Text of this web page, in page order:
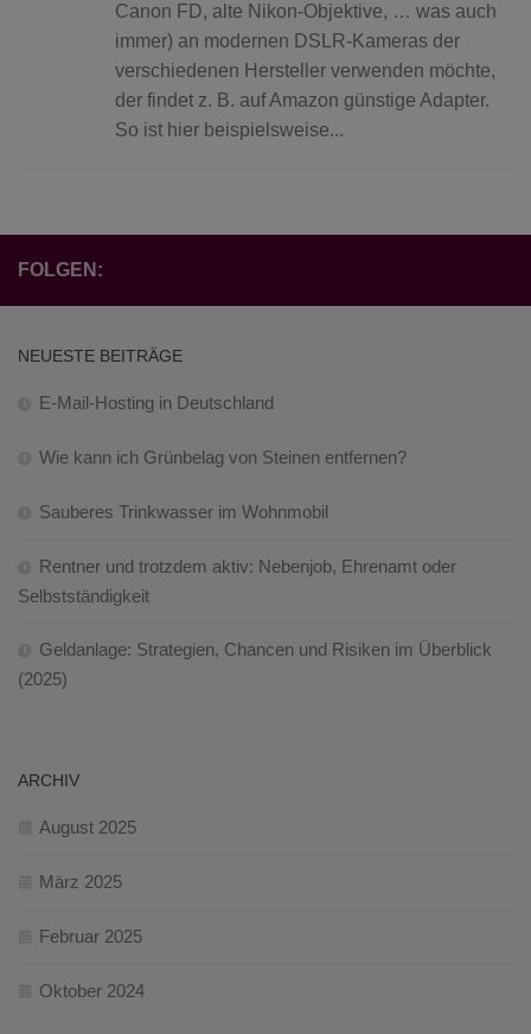
Canon FD, alte Nikon-Objektive, … was auch
immer) an modernen DSLR-Kameras der
verschiedenen Hersteller verwenden möchte,
der findet z. B. auf Amazon günstige Adapter.
So ist hier beispielsweise...
FOLGEN:
NEUESTE BEITRÄGE
E-Mail-Hosting in Deutschland
Wie kann ich Grünbelag von Steinen entfernen?
Sauberes Trinkwasser im Wohnmobil
Rentner und trotzdem aktiv: Nebenjob, Ehrenamt oder
Selbstständigkeit
Geldanlage: Strategien, Chancen und Risiken im Überblick
(2025)
ARCHIV
August 2025
März 2025
Februar 2025
Oktober 2024